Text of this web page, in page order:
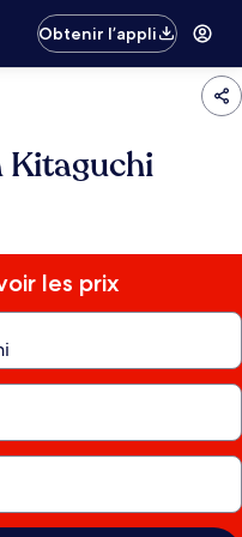
Obtenir l’appli
Kitaguchi
les prix